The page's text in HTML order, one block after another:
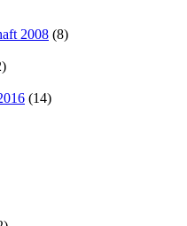
2008 (8)
(14)